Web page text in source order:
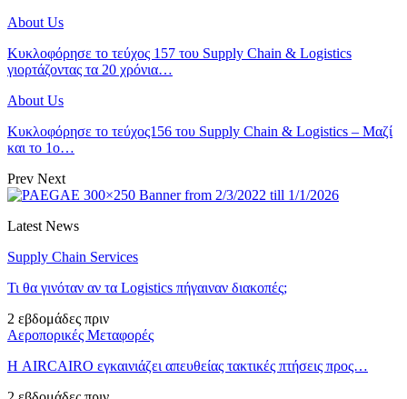
About Us
Κυκλοφόρησε το τεύχος 157 του Supply Chain & Logistics
γιορτάζοντας τα 20 χρόνια…
About Us
Κυκλοφόρησε το τεύχος156 του Supply Chain & Logistics – Μαζί
και το 1ο…
Prev Next
Latest News
Supply Chain Services
Τι θα γινόταν αν τα Logistics πήγαιναν διακοπές;
2 εβδομάδες πριν
Αεροπορικές Μεταφορές
Η AIRCAIRO εγκαινιάζει απευθείας τακτικές πτήσεις προς…